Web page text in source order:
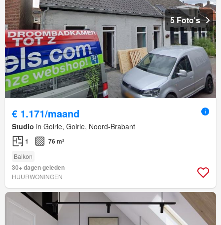
5 Foto's
€ 1.171/maand
Studio in Goirle, Goirle, Noord-Brabant
1 76 m²
Balkon
30+ dagen geleden
HUURWONINGEN